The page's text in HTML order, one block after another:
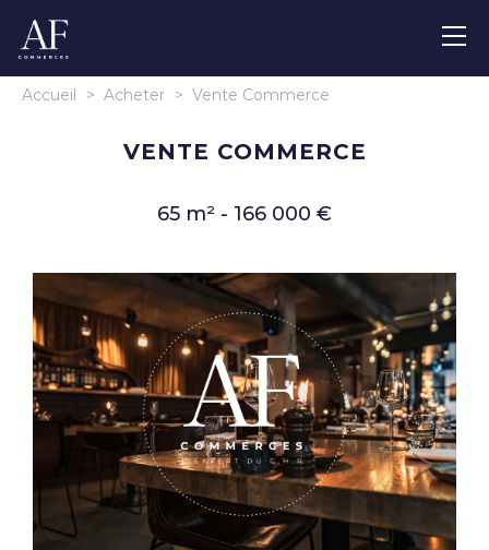
Accueil > Acheter > Vente Commerce
VENTE COMMERCE
65 m² - 166 000 €